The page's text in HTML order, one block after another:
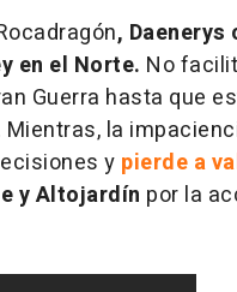
, Daenerys
en el Norte. No
Guerra hasta que
la
y pierde a
y Altojardín por la